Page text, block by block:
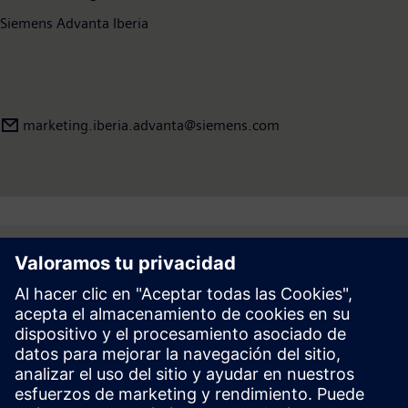
Siemens Advanta Iberia
marketing.iberia.advanta@siemens.com
Follow
Prensa | Empresa | Siemens